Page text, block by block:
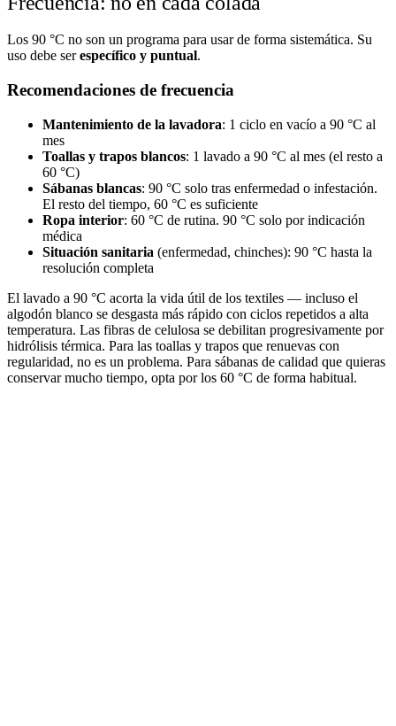
Los 90 °C no son un programa para usar de forma sistemática. Su
uso debe serespecífico y puntual.
Recomendaciones de frecuencia
Mantenimiento de la lavadora: 1 ciclo en vacío a 90 °C al
mes
Toallas y trapos blancos: 1 lavado a 90 °C al mes (el resto a
60 °C)
Sábanas blancas: 90 °C solo tras enfermedad o infestación.
El resto del tiempo, 60 °C es suficiente
Ropa interior: 60 °C de rutina. 90 °C solo por indicación
médica
Situación sanitaria (enfermedad, chinches): 90 °C hasta la
resolución completa
El lavado a 90 °C acorta la vida útil de los textiles — incluso el
algodón blanco se desgasta más rápido con ciclos repetidos a alta
temperatura. Las fibras de celulosa se debilitan progresivamente por
hidrólisis térmica. Para las toallas y trapos que renuevas con
regularidad, no es un problema. Para sábanas de calidad que quieras
conservar mucho tiempo, opta por los 60 °C de forma habitual.